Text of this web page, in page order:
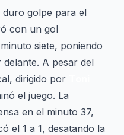
golpe para el
con un gol
siete, poniendo
delante. A pesar del
dirigido por
el juego. La
en el minuto 37,
el 1 a 1, desatando la